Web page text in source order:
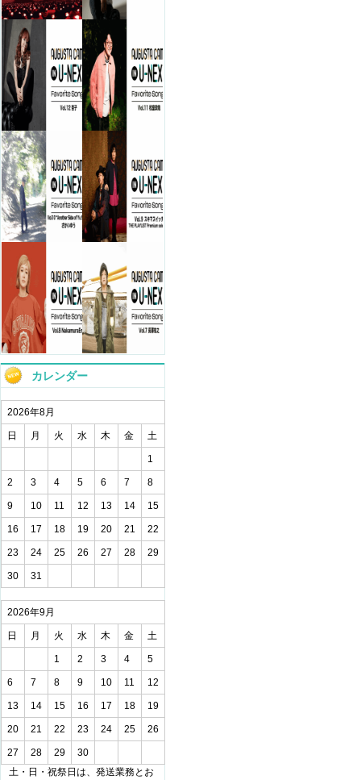
カレンダー
2026年8月
日 月 火 水 木 金 土
1
2 3 4 5 6 7 8
9 10 11 12 13 14 15
16 17 18 19 20 21 22
23 24 25 26 27 28 29
30 31
2026年9月
日 月 火 水 木 金 土
1 2 3 4 5
6 7 8 9 10 11 12
13 14 15 16 17 18 19
20 21 22 23 24 25 26
27 28 29
30
土・日・祝祭日は、発送業務とお